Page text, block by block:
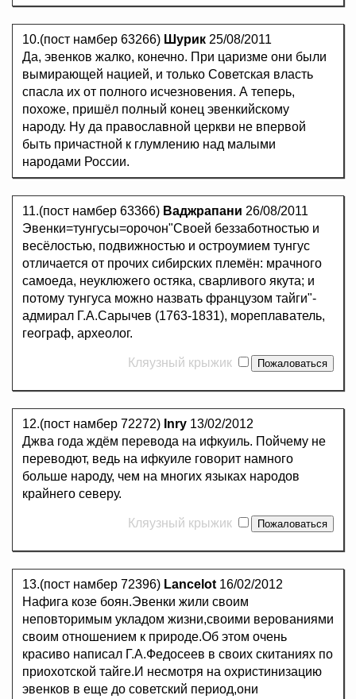
10.(пост намбер 63266) Шурик 25/08/2011
Да, эвенков жалко, конечно. При царизме они были
вымирающей нацией, и только Советская власть
спасла их от полного исчезновения. А теперь,
похоже, пришёл полный конец эвенкийскому
народу. Ну да православной церкви не впервой
быть причастной к глумлению над малыми
народами России.
11.(пост намбер 63366) Ваджрапани 26/08/2011
Эвенки=тунгусы=орочон"Своей беззаботностью и
весёлостью, подвижностью и остроумием тунгус
отличается от прочих сибирских племён: мрачного
самоеда, неуклюжего остяка, сварливого якута; и
потому тунгуса можно назвать французом тайги"-
адмирал Г.А.Сарычев (1763-1831), мореплаватель,
географ, археолог.
Кляузный крыжик
12.(пост намбер 72272) Inry 13/02/2012
Джва года ждём перевода на ифкуиль. Пойчему не
переводют, ведь на ифкуиле говорит намного
больше народу, чем на многих языках народов
крайнего северу.
Кляузный крыжик
13.(пост намбер 72396) Lancelot 16/02/2012
Нафига козе боян.Эвенки жили своим
неповторимым укладом жизни,своими верованиями
своим отношением к природе.Об этом очень
красиво написал Г.А.Федосеев в своих скитаниях по
приохотской тайге.И несмотря на охристинизацию
эвенков в еще до советский период,они